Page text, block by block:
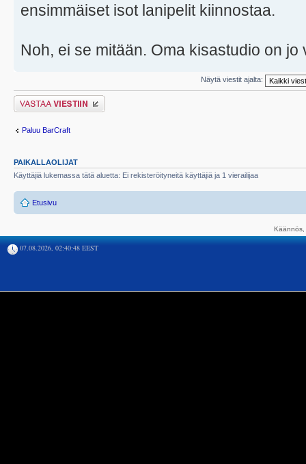
ensimmäiset isot lanipelit kiinnostaa.
Noh, ei se mitään. Oma kisastudio on
Näytä viestit ajalta:
Lähetä vastaus
Paluu BarCraft
PAIKALLAOLIJAT
Käyttäjiä lukemassa tätä aluetta: Ei rekisteröityneitä käyttäjiä ja 1 vierailijaa
Etusivu
07.08.2026, 02:40:48 EEST